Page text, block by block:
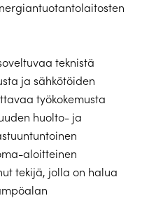
teknistä
ja sähkötöiden
työkokemusta
huolto- ja
aloitteinen
tekijä, jolla on halua